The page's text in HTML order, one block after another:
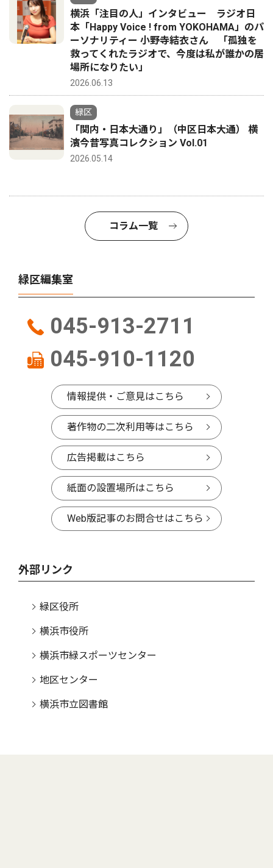
横浜「注目の人」インタビュー ラジオ日
本「Happy Voice ! from YOKOHAMA」のパ
ーソナリティー 小野寺結衣さん 「孤独を
救ってくれたラジオで、今度は私が誰かの居
場所になりたい」
2026.06.13
緑区
「関内・日本大通り」（中区日本大通） 横
濱今昔写真コレクション Vol.01
2026.05.14
コラム一覧
緑区編集室
045-913-2711
045-910-1120
情報提供・ご意見はこちら
著作物の二次利用等はこちら
広告掲載はこちら
紙面の設置場所はこちら
Web版記事のお問合せはこちら
外部リンク
緑区役所
横浜市役所
横浜市緑スポーツセンター
地区センター
横浜市立図書館